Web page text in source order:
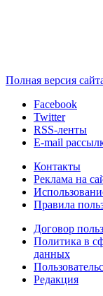
Полная версия
Facebook
Twitter
RSS-ленты
E-mail
Контакты
Реклама на
Правила
Договор
Политика в
данных
Редакция